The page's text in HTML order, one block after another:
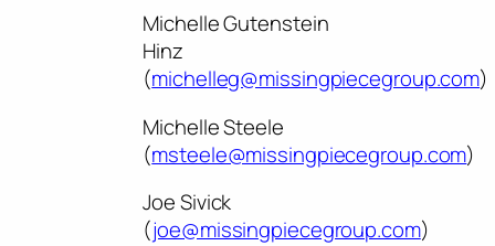
Michelle Gutenstein
Hinz
(michelleg@missingpiecegroup.com)
Michelle Steele
(msteele@missingpiecegroup.com)
Joe Sivick
(joe@missingpiecegroup.com)